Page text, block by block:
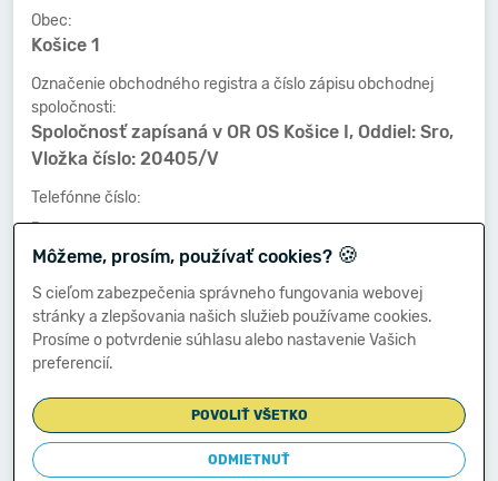
Obec:
Košice 1
Označenie obchodného registra a číslo zápisu obchodnej
spoločnosti:
Spoločnosť zapísaná v OR OS Košice I, Oddiel: Sro,
Vložka číslo: 20405/V
Telefónne číslo:
-
Faxové číslo:
-
E-mailová adresa:
-
Zostavená dňa:
01.11.2020
Môžeme, prosím, používať cookies? 🍪
S cieľom zabezpečenia správneho fungovania webovej
stránky a zlepšovania našich služieb používame cookies.
Prosíme o potvrdenie súhlasu alebo nastavenie Vašich
preferencií.
POVOLIŤ VŠETKO
ODMIETNUŤ